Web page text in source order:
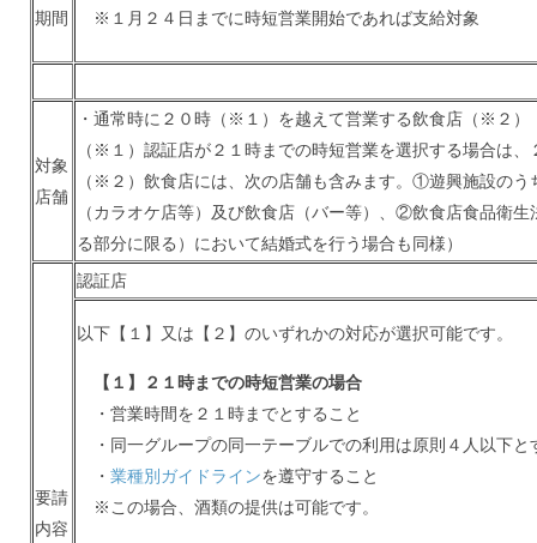
期間
※１月２４日までに時短営業開始であれば支給対象
対象
店舗
・通常時に２０時 （※１） を越えて営業する飲食店 （※２）
（※１）認証店が２１時までの時短営業を選択する場合は
（※２）飲食店には、次の店舗も含みます。 ①遊興施設のう
（カラオケ店等）及び飲食店（バー等）、 ②飲食店食品衛生
る部分に限る）において結婚式を行う場合も同様）
要請
内容
認証店
以下【１】又は【２】のいずれかの対応が選択可能です。
【１】２１時までの時短営業の場合
・営業時間を２１時までとすること
・同一グループの同一テーブルでの利用は原則４人以下と
・ 業種別ガイドラインを遵守すること
※この場合、酒類の提供は可能です。